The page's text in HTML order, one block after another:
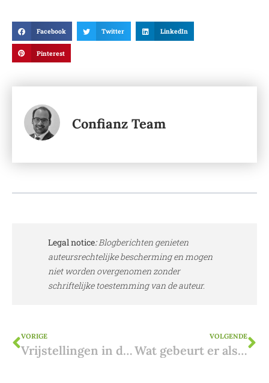
Facebook Twitter LinkedIn
Pinterest
Confianz Team
Legal notice:Blogberichten genieten
auteursrechtelijke bescherming en mogen
niet worden overgenomen zonder
schriftelijke toestemming van de auteur.
VORIGE
Vrijstellingen in de Spaanse schenkbelasting: een overzicht per regio
VOLGENDE
Wat gebeurt er als u de aankoop van een nieuwbouw in Spanje annuleert?